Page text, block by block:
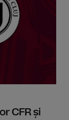
CFR și